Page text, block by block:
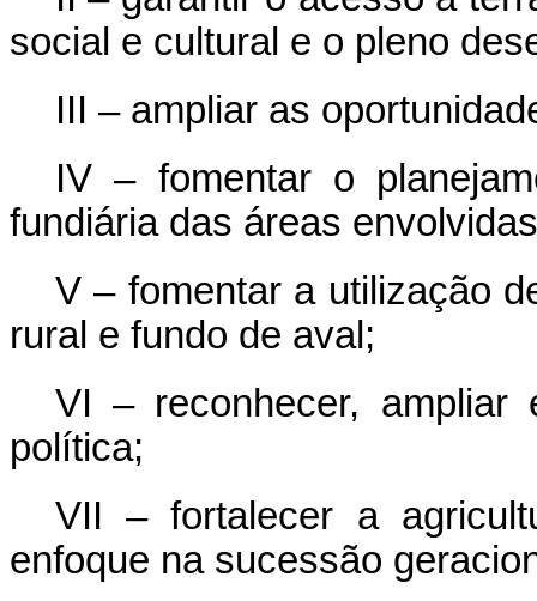
social e cultural e o pleno
III – ampliar as
IV – fomentar o
fundiária das áreas
V – fomentar a utilização
rural e fundo de aval;
VI – reconhecer, ampliar
política;
VII – fortalecer a
enfoque na sucessão